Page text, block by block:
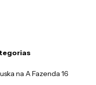
na A Fazenda 16